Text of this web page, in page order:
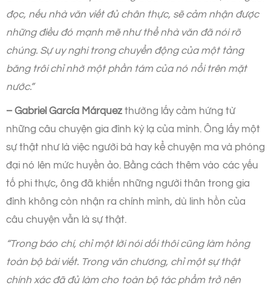
đọc, nếu nhà văn viết đủ chân thực, sẽ cảm nhận được
những điều đó mạnh mẽ như thể nhà văn đã nói rõ
chúng. Sự uy nghi trong chuyển động của một tảng
băng trôi chỉ nhờ một phần tám của nó nổi trên mặt
nước.”
– Gabriel García Márquez thường lấy cảm hứng từ
những câu chuyện gia đình kỳ lạ của mình. Ông lấy một
sự thật như là việc người bà hay kể chuyện ma và phóng
đại nó lên mức huyền ảo. Bằng cách thêm vào các yếu
tố phi thực, ông đã khiến những người thân trong gia
đình không còn nhận ra chính mình, dù linh hồn của
câu chuyện vẫn là sự thật.
“Trong báo chí, chỉ một lời nói dối thôi cũng làm hỏng
toàn bộ bài viết. Trong văn chương, chỉ một sự thật
chính xác đã đủ làm cho toàn bộ tác phẩm trở nên